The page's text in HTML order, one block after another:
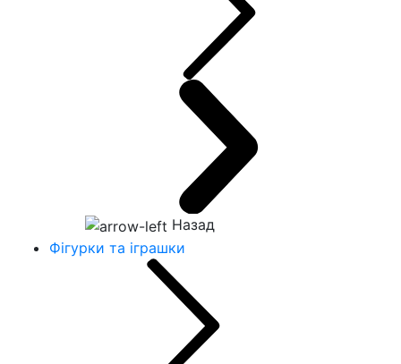
Назад
Фігурки та іграшки